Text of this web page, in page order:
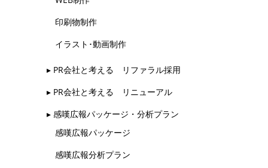
印刷物制作
イラスト･動画制作
▸ PR会社と考える リファラル採用
▸ PR会社と考える リニューアル
▸ 感嘆広報パッケージ・分析プラン
感嘆広報パッケージ
感嘆広報分析プラン